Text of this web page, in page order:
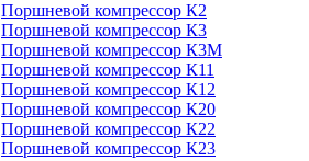
Поршневой компрессор К2
Поршневой компрессор К3
Поршневой компрессор К3М
Поршневой компрессор К11
Поршневой компрессор К12
Поршневой компрессор К20
Поршневой компрессор К22
Поршневой компрессор К23